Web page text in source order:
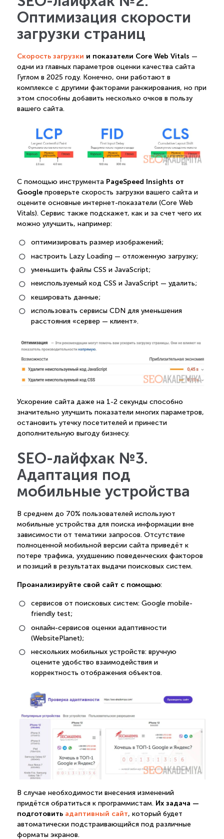
Оптимизация скорости
загрузки страниц
Скорость загрузки и показатели Core Web Vitals —
одни из главных параметров оценки качества сайта
Гуглом в 2025 году. Конечно, они работают в
комплексе с другими факторами ранжирования, но при
этом способны добавить несколько очков в пользу
вашего сайта.
С помощью инструмента PageSpeed Insights от
Googleпроверьте скорость загрузки вашего сайта и
оцените основные интернет-показатели (Core Web
Vitals). Сервис также подскажет, как и за счет чего их
можно улучшить, например:
оптимизировать размер изображений;
настроить Lazy Loading — отложенную загрузку;
уменьшить файлы CSS и JavaScript;
неиспользуемый код CSS и JavaScript — удалить;
кешировать данные;
использовать сервисы CDN для уменьшения
расстояния «сервер — клиент».
Ускорение сайта даже на 1-2 секунды способно
значительно улучшить показатели многих параметров,
остановить утечку посетителей и принести
дополнительную выгоду бизнесу.
SEO-лайфхак №3.
Адаптация под
мобильные устройства
В среднем до 70% пользователей используют
мобильные устройства для поиска информации вне
зависимости от тематики запросов. Отсутствие
полноценной мобильной версии сайта приведёт к
потере трафика, ухудшению поведенческих факторов
и позиций в результатах выдачи поисковых систем.
Проанализируйте свой сайт с помощью:
сервисов от поисковых систем: Google mobile-
friendly test;
онлайн-сервисов оценки адаптивности
(WebsitePlanet);
нескольких мобильных устройств: вручную
оцените удобство взаимодействия и
корректность отображения объектов.
В случае необходимости внесения изменений
придётся обратиться к программистам. Их задача —
подготовить адаптивный сайт, который будет
автоматически подстраивающийся под различные
форматы экранов.